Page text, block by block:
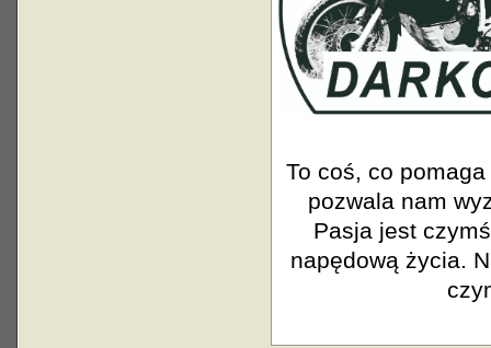
To coś, co
pozwala nam
Pasja jest
napędową życia.